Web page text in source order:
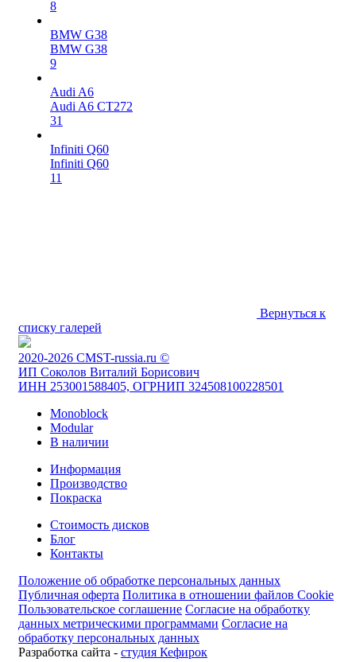
8
BMW G38
BMW G38
9
Audi A6
Audi A6 CT272
31
Infiniti Q60
Infiniti Q60
11
Вернуться к
списку галерей
2020-2026 CMST-russia.ru ©
ИП Соколов Виталий Борисович
ИНН 253001588405, ОГРНИП 324508100228501
Monoblock
Modular
В наличии
Информация
Производство
Покраска
Стоимость дисков
Блог
Контакты
Положение об обработке персональных данных
Публичная оферта Политика в отношении файлов Cookie
Пользовательское соглашение Согласие на обработку
данных метрическими программами Согласие на
обработку персональных данных
Разработка сайта - студия Кефирок